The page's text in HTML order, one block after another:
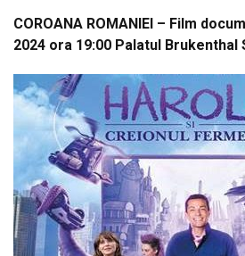
COROANA ROMANIEI – Film
2024 ora 19:00 Palatul Brukenthal